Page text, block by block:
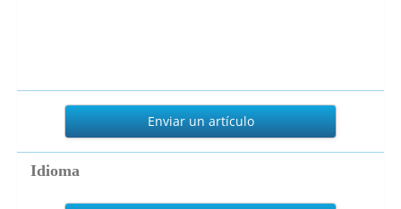
Enviar
artículo
Enviar un artículo
Idioma